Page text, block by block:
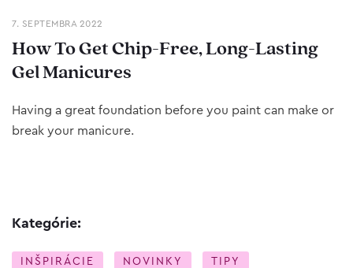
7. SEPTEMBRA 2022
How To Get Chip-Free, Long-Lasting
Gel Manicures
Having a great foundation before you paint can make or
break your manicure.
Kategórie:
INŠPIRÁCIE NOVINKY TIPY